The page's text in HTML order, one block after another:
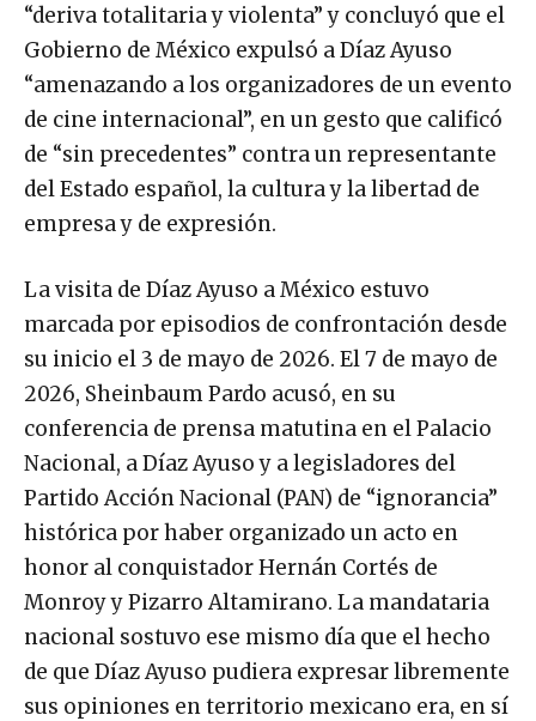
“deriva totalitaria y violenta” y concluyó que el
Gobierno de México expulsó a Díaz Ayuso
“amenazando a los organizadores de un evento
de cine internacional”, en un gesto que calificó
de “sin precedentes” contra un representante
del Estado español, la cultura y la libertad de
empresa y de expresión.
La visita de Díaz Ayuso a México estuvo
marcada por episodios de confrontación desde
su inicio el 3 de mayo de 2026. El 7 de mayo de
2026, Sheinbaum Pardo acusó, en su
conferencia de prensa matutina en el Palacio
Nacional, a Díaz Ayuso y a legisladores del
Partido Acción Nacional (PAN) de “ignorancia”
histórica por haber organizado un acto en
honor al conquistador Hernán Cortés de
Monroy y Pizarro Altamirano. La mandataria
nacional sostuvo ese mismo día que el hecho
de que Díaz Ayuso pudiera expresar libremente
sus opiniones en territorio mexicano era, en sí